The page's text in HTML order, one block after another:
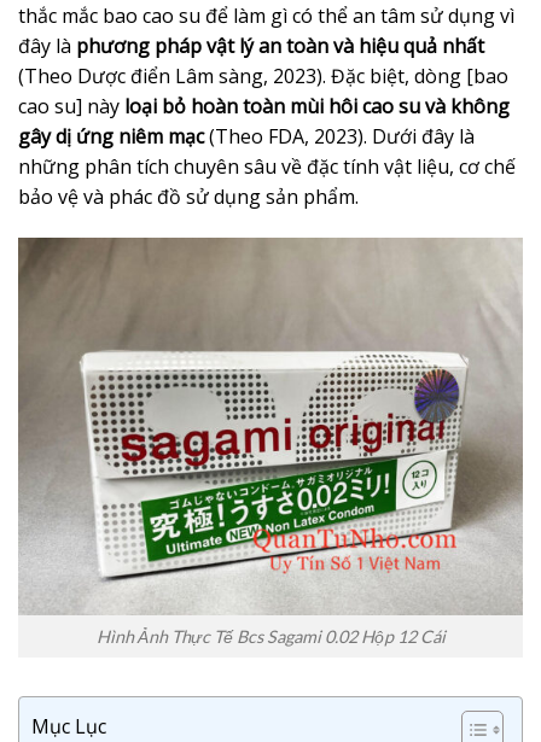
thắc mắc bao cao su để làm gì có thể an tâm sử dụng vì
đây là phương pháp vật lý an toàn và hiệu quả nhất
(Theo Dược điển Lâm sàng, 2023). Đặc biệt, dòng [bao
cao su] này loại bỏ hoàn toàn mùi hôi cao su và không
gây dị ứng niêm mạc(Theo FDA, 2023). Dưới đây là
những phân tích chuyên sâu về đặc tính vật liệu, cơ chế
bảo vệ và phác đồ sử dụng sản phẩm.
Hình Ảnh Thực Tế Bcs Sagami 0.02 Hộp 12 Cái
Mục Lục